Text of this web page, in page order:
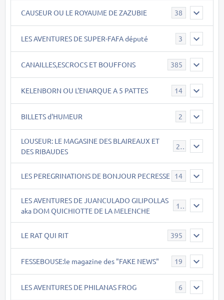
CAUSEUR OU LE ROYAUME DE ZAZUBIE 38
LES AVENTURES DE SUPER-FAFA député 3
CANAILLES,ESCROCS ET BOUFFONS 385
KELENBORN OU L'ENARQUE A 5 PATTES 14
BILLETS d'HUMEUR 2
LOUSEUR: LE MAGASINE DES BLAIREAUX ET
DES RIBAUDES
21
LES PEREGRINATIONS DE BONJOUR PECRESSE 14
LES AVENTURES DE JUANCULADO GILIPOLLAS
aka DOM QUICHIOTTE DE LA MELENCHE
119
LE RAT QUI RIT 395
FESSEBOUSE:le magazine des "FAKE NEWS" 19
LES AVENTURES DE PHILANAS FROG 6